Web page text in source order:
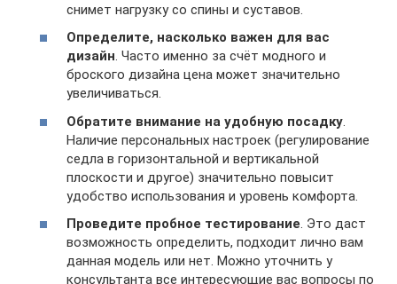
снимет нагрузку со спины и суставов.
Определите, насколько важен для вас
дизайн. Часто именно за счёт модного и
броского дизайна цена может значительно
увеличиваться.
Обратите внимание на удобную посадку.
Наличие персональных настроек (регулирование
седла в горизонтальной и вертикальной
плоскости и другое) значительно повысит
удобство использования и уровень комфорта.
Проведите пробное тестирование. Это даст
возможность определить, подходит лично вам
данная модель или нет. Можно уточнить у
консультанта все интересующие вас вопросы по